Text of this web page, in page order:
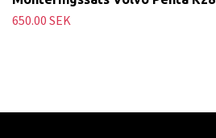
650.00 SEK